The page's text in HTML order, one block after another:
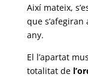
Així mateix,
que
any.
El l’apartat
totalitat de